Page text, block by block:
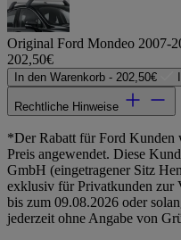
Original Ford Mondeo 2007-
202,50€
In den Warenkorb - 202,50€
Rechtliche Hinweise
*Der Rabatt für Ford Kunden
Preis angewendet. Diese
GmbH (eingetragener Sitz
exklusiv für Privatkunden zur
bis zum 09.08.2026 oder
jederzeit ohne Angabe von